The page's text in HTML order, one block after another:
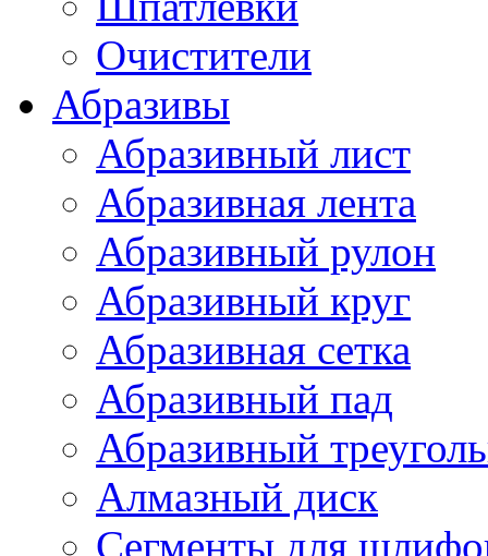
Очистители
Абразивы
Абразивный лист
Абразивная лента
Абразивный рулон
Абразивный круг
Абразивная сетка
Абразивный пад
Абразивный
Алмазный диск
Сегменты для